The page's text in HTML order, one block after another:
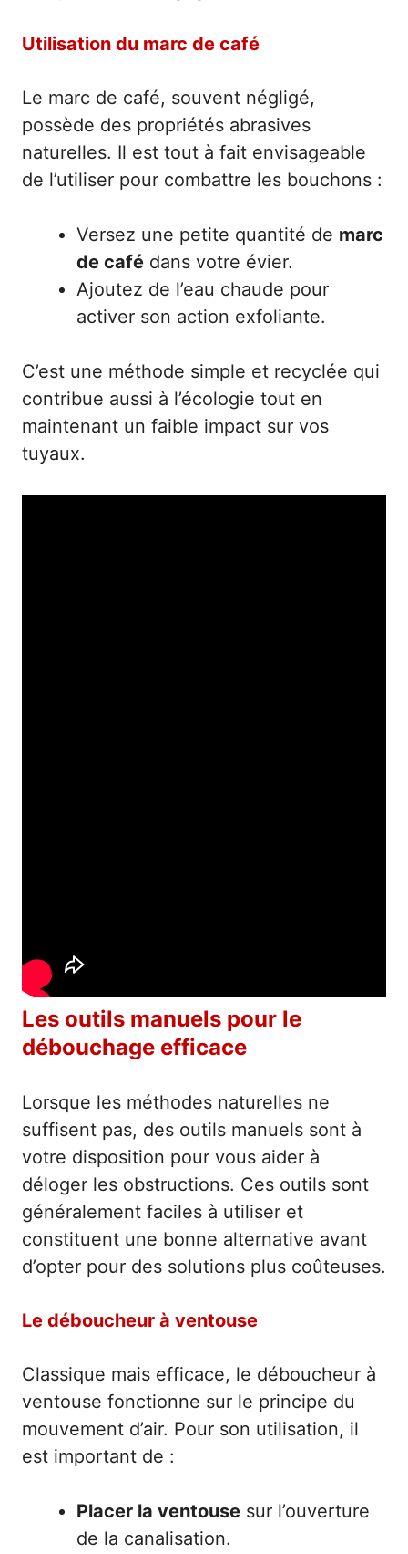
Utilisation du marc de café
Le marc de café, souvent négligé,
possède des propriétés abrasives
naturelles. Il est tout à fait envisageable
de l’utiliser pour combattre les bouchons :
Versez une petite quantité de marc
de café dans votre évier.
Ajoutez de l’eau chaude pour
activer son action exfoliante.
C’est une méthode simple et recyclée qui
contribue aussi à l’écologie tout en
maintenant un faible impact sur vos
tuyaux.
Les outils manuels pour le
débouchage efficace
Lorsque les méthodes naturelles ne
suffisent pas, des outils manuels sont à
votre disposition pour vous aider à
déloger les obstructions. Ces outils sont
généralement faciles à utiliser et
constituent une bonne alternative avant
d’opter pour des solutions plus coûteuses.
Le déboucheur à ventouse
Classique mais efficace, le déboucheur à
ventouse fonctionne sur le principe du
mouvement d’air. Pour son utilisation, il
est important de :
Placer la ventouse sur l’ouverture
de la canalisation.